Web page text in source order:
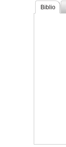
Biblio